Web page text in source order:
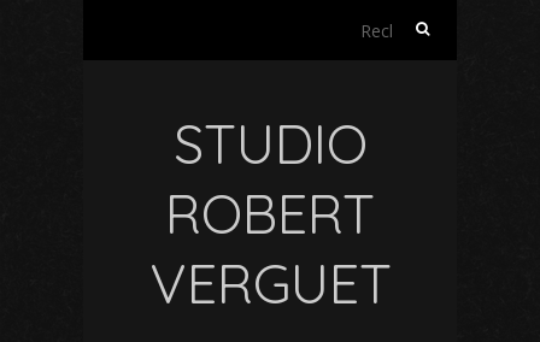
Rechercher :
STUDIO
ROBERT
VERGUET